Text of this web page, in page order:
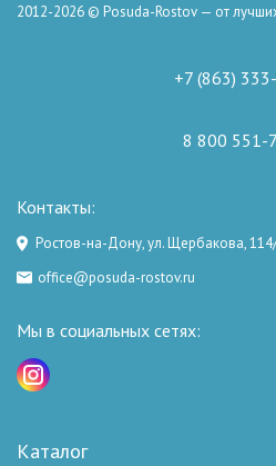
2012-2026 © Posuda-Rostov — от
+7 (863)
8 800 551-
Контакты:
Ростов-на-Дону, ул. Щербакова,
office@posuda-rostov.ru
Мы в социальных сетях:
Каталог